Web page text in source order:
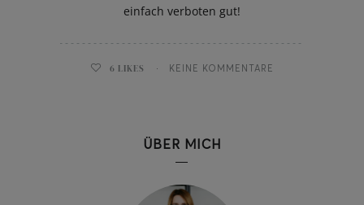
einfach verboten gut!
6 LIKES KEINE KOMMENTARE
ÜBER MICH